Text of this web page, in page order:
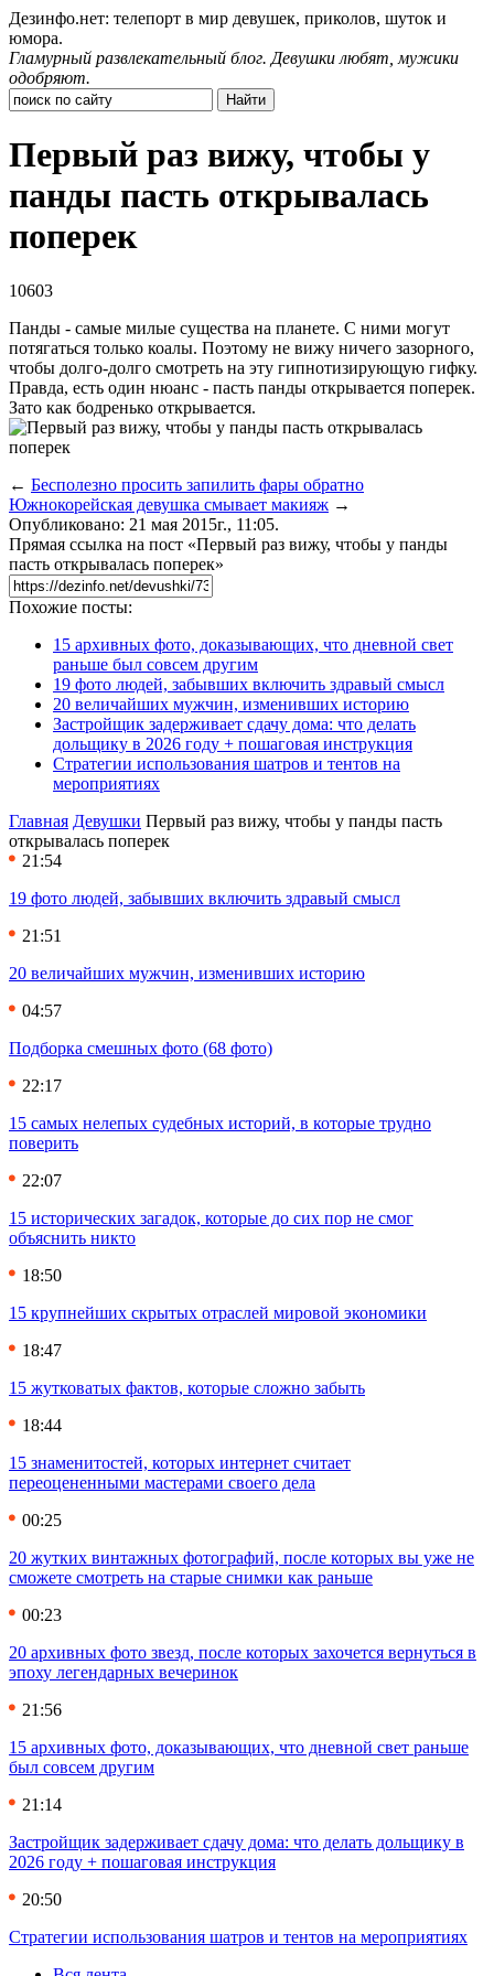
Дезинфо.нет: телепорт в мир девушек, приколов, шуток и
юмора.
Гламурный развлекательный блог. Девушки любят, мужики
одобряют.
Первый раз вижу, чтобы у
панды пасть открывалась
поперек
10603
Панды - самые милые существа на планете. С ними могут
потягаться только коалы. Поэтому не вижу ничего зазорного,
чтобы долго-долго смотреть на эту гипнотизирующую гифку.
Правда, есть один нюанс - пасть панды открывается поперек.
Зато как бодренько открывается.
← Бесполезно просить запилить фары обратно
Южнокорейская девушка смывает макияж →
Опубликовано: 21 мая 2015г., 11:05.
Прямая ссылка на пост «Первый раз вижу, чтобы у панды
пасть открывалась поперек»
Похожие посты:
15 архивных фото, доказывающих, что дневной свет
раньше был совсем другим
19 фото людей, забывших включить здравый смысл
20 величайших мужчин, изменивших историю
Застройщик задерживает сдачу дома: что делать
дольщику в 2026 году + пошаговая инструкция
Стратегии использования шатров и тентов на
мероприятиях
Главная Девушки Первый раз вижу, чтобы у панды пасть
открывалась поперек
21:54
19 фото людей, забывших включить здравый смысл
21:51
20 величайших мужчин, изменивших историю
04:57
Подборка смешных фото (68 фото)
22:17
15 самых нелепых судебных историй, в которые трудно
поверить
22:07
15 исторических загадок, которые до сих пор не смог
объяснить никто
18:50
15 крупнейших скрытых отраслей мировой экономики
18:47
15 жутковатых фактов, которые сложно забыть
18:44
15 знаменитостей, которых интернет считает
переоцененными мастерами своего дела
00:25
20 жутких винтажных фотографий, после которых вы уже не
сможете смотреть на старые снимки как раньше
00:23
20 архивных фото звезд, после которых захочется вернуться в
эпоху легендарных вечеринок
21:56
15 архивных фото, доказывающих, что дневной свет раньше
был совсем другим
21:14
Застройщик задерживает сдачу дома: что делать дольщику в
2026 году + пошаговая инструкция
20:50
Стратегии использования шатров и тентов на мероприятиях